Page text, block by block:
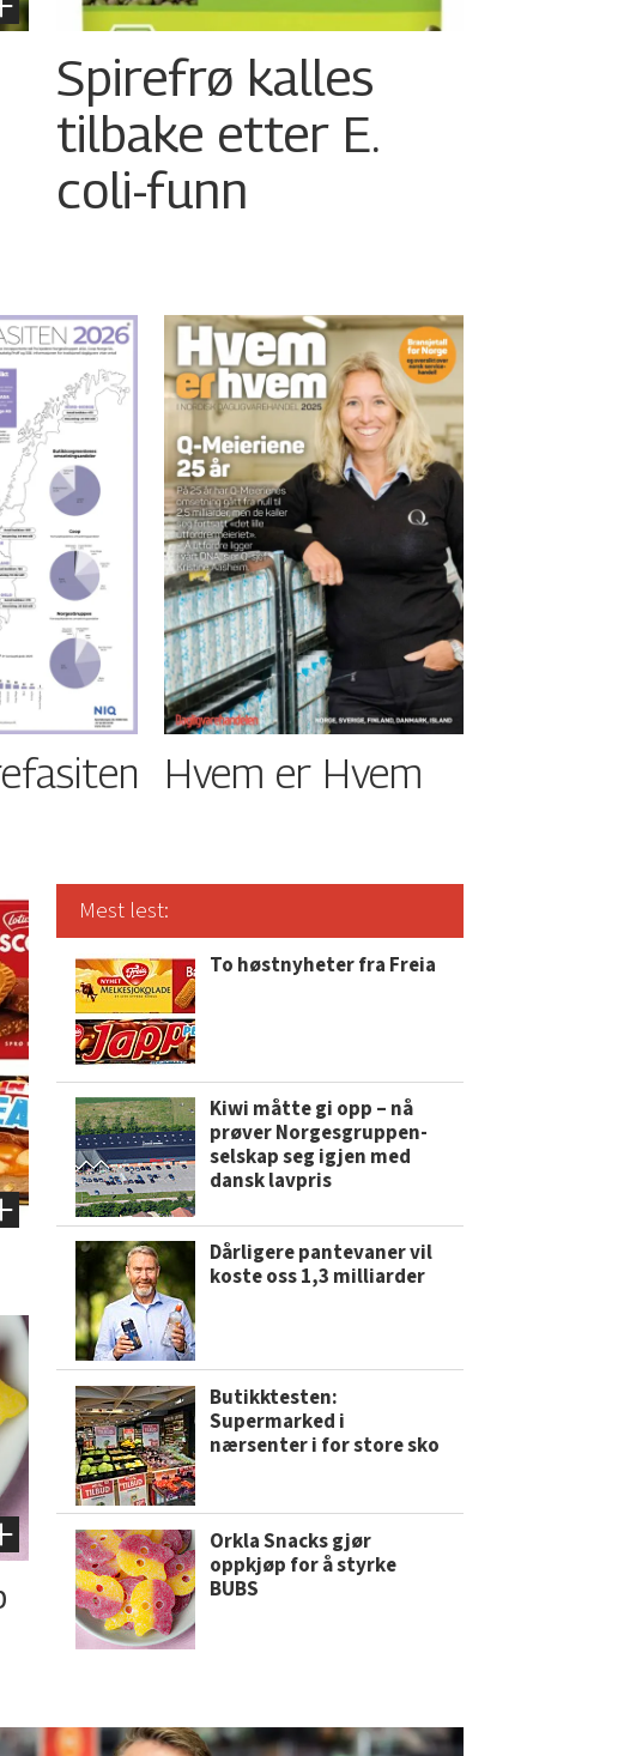
Spirefrø kalles
tilbake etter E.
coli-funn
Hvem er Hvem
Mest lest:
To høstnyheter fra Freia
Kiwi måtte gi opp – nå
prøver Norgesgruppen-
selskap seg igjen med
dansk lavpris
Dårligere pantevaner vil
koste oss 1,3 milliarder
Butikktesten:
Supermarked i
nærsenter i for store sko
Orkla Snacks gjør
oppkjøp for å styrke
BUBS